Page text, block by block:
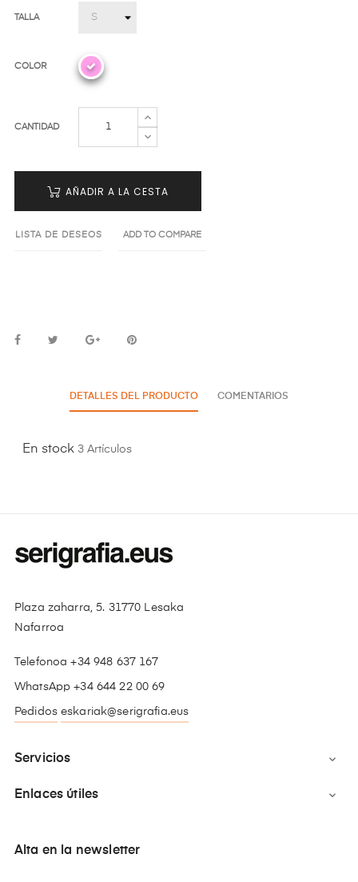
TALLA
COLOR
CANTIDAD
AÑADIR A LA CESTA
LISTA DE DESEOS ADD TO COMPARE
DETALLES DEL PRODUCTO COMENTARIOS
En stock 3 Artículos
Plaza zaharra, 5. 31770 Lesaka
Nafarroa
Telefonoa +34 948 637 167
WhatsApp +34 644 22 00 69
Pedidos eskariak@serigrafia.eus
Servicios 
Enlaces útiles 
Alta en la newsletter